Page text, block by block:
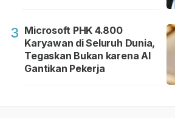
3 Microsoft PHK 4.800
Karyawan di Seluruh Dunia,
Tegaskan Bukan karena AI
Gantikan Pekerja